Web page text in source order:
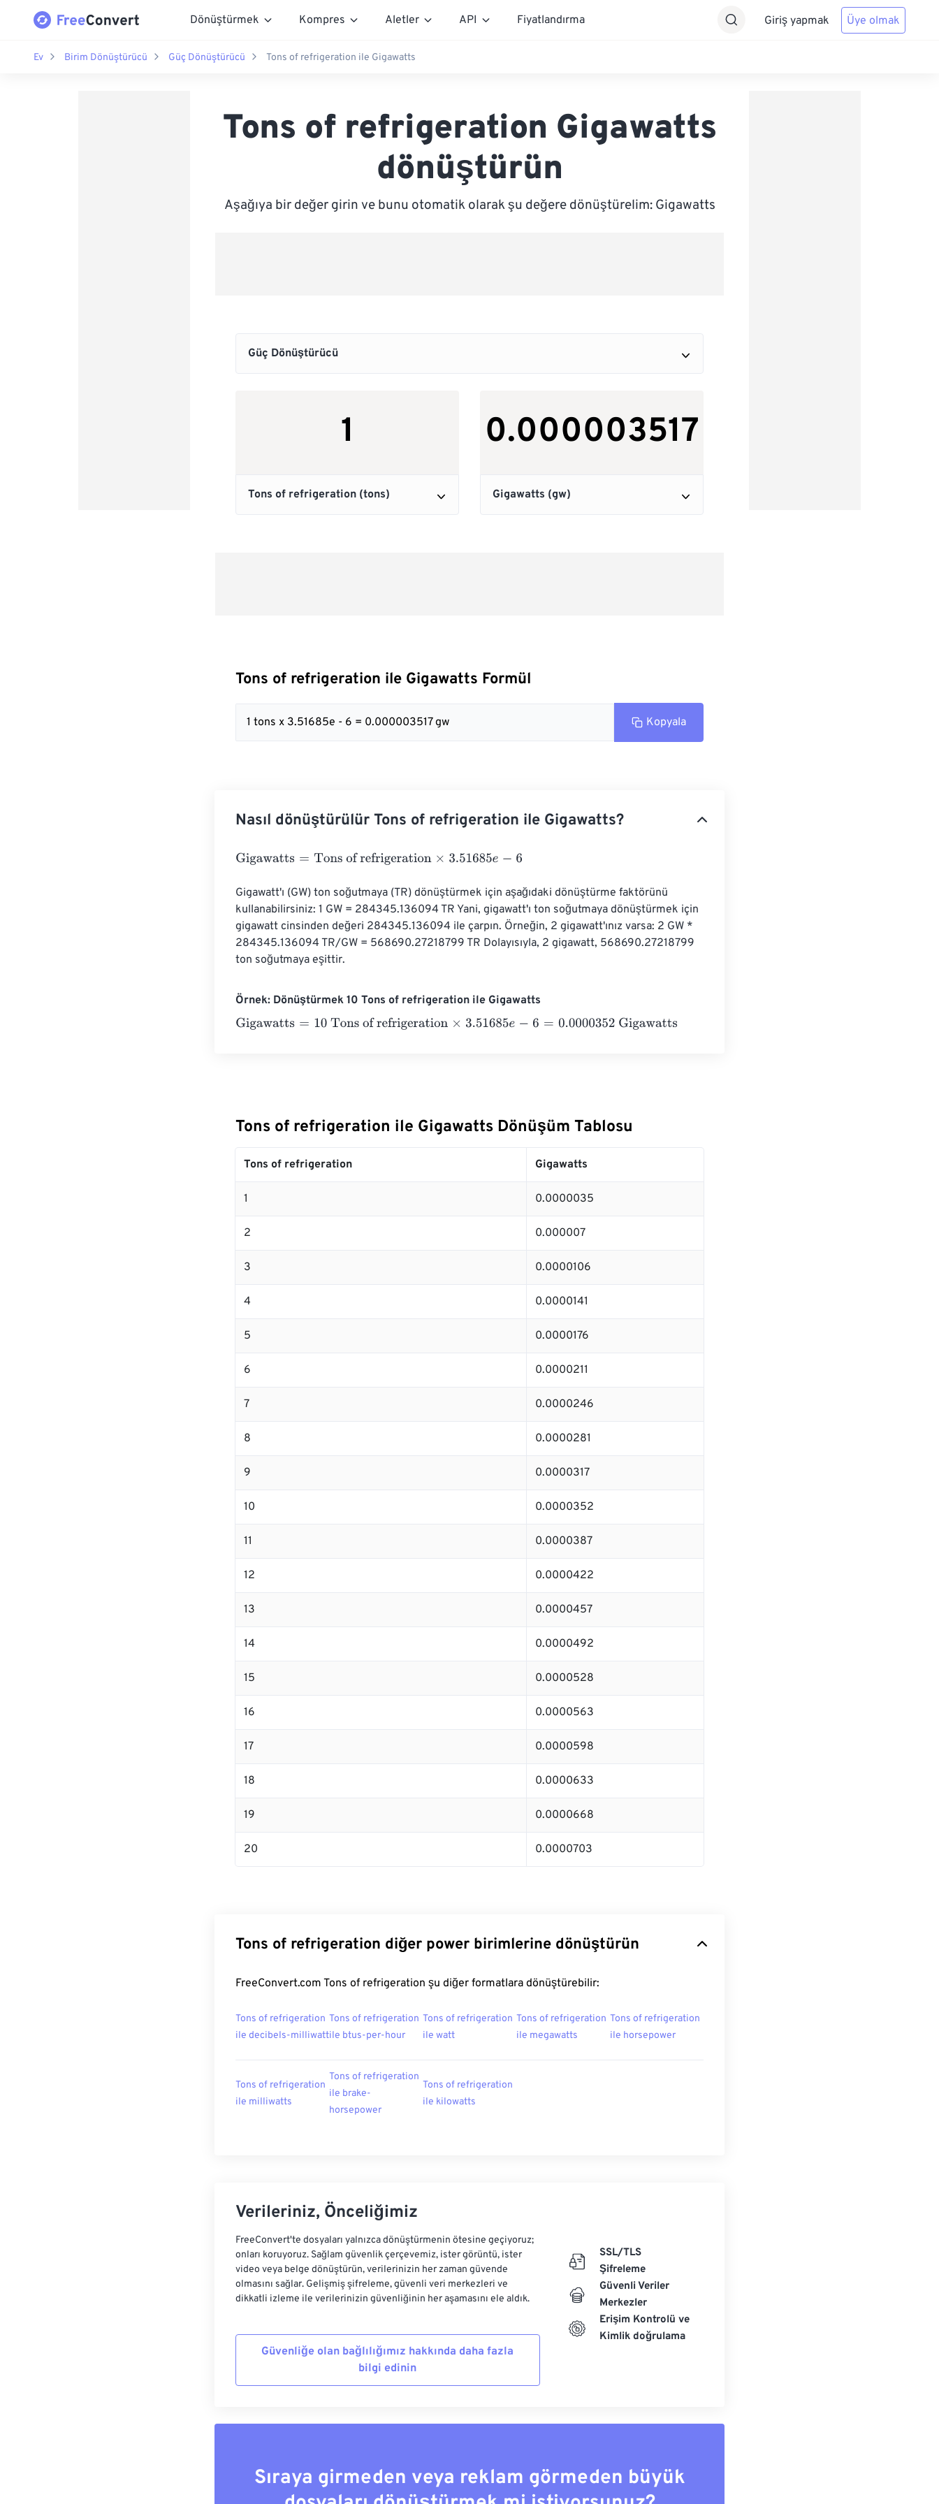
Dönüştürmek Kompres Aletler API Fiyatlandırma Giriş yapmak Üye olmak
Ev Birim Dönüştürücü Güç Dönüştürücü Tons of refrigeration ile Gigawatts
Tons of refrigeration Gigawatts
dönüştürün
Aşağıya bir değer girin ve bunu otomatik olarak şu değere dönüştürelim: Gigawatts
Tons of refrigeration ile Gigawatts Formül
1 tons x 3.51685e - 6 = 0.000003517 gw Kopyala
Nasıl dönüştürülür Tons of refrigeration ile Gigawatts?
Gigawatts=Tons of refrigeration×3.51685e -6
Gigawatt'ı (GW) ton soğutmaya (TR) dönüştürmek için aşağıdaki dönüştürme faktörünü
kullanabilirsiniz: 1 GW = 284345.136094 TR Yani, gigawatt'ı ton soğutmaya dönüştürmek için
gigawatt cinsinden değeri 284345.136094 ile çarpın. Örneğin, 2 gigawatt'ınız varsa: 2 GW *
284345.136094 TR/GW = 568690.27218799 TR Dolayısıyla, 2 gigawatt, 568690.27218799
ton soğutmaya eşittir.
Örnek: Dönüştürmek 10 Tons of refrigeration ile Gigawatts
Gigawatts=10 Tons of refrigeration×3.51685e -6=0.0000352 Gigawatts
Tons of refrigeration ile Gigawatts Dönüşüm Tablosu
Tons of refrigeration Gigawatts
1 0.0000035
2 0.000007
3 0.0000106
4 0.0000141
5 0.0000176
6 0.0000211
7 0.0000246
8 0.0000281
9 0.0000317
10 0.0000352
11 0.0000387
12 0.0000422
13 0.0000457
14 0.0000492
15 0.0000528
16 0.0000563
17 0.0000598
18 0.0000633
19 0.0000668
20 0.0000703
Tons of refrigeration diğer power birimlerine dönüştürün
FreeConvert.com Tons of refrigeration şu diğer formatlara dönüştürebilir:
Tons of refrigeration
ile decibels-milliwatt
Tons of refrigeration
ile btus-per-hour
Tons of refrigeration
ile watt
Tons of refrigeration
ile megawatts
Tons of refrigeration
ile horsepower
Tons of refrigeration
ile milliwatts
Tons of refrigeration
ile brake-
horsepower
Tons of refrigeration
ile kilowatts
Verileriniz, Önceliğimiz
FreeConvert'te dosyaları yalnızca dönüştürmenin ötesine geçiyoruz;
onları koruyoruz. Sağlam güvenlik çerçevemiz, ister görüntü, ister
video veya belge dönüştürün, verilerinizin her zaman güvende
olmasını sağlar. Gelişmiş şifreleme, güvenli veri merkezleri ve
dikkatli izleme ile verilerinizin güvenliğinin her aşamasını ele aldık.
Güvenliğe olan bağlılığımız hakkında daha fazla
bilgi edinin
SSL/TLS
Şifreleme
Güvenli Veriler
Merkezler
Erişim Kontrolü ve
Kimlik doğrulama
Sıraya girmeden veya reklam görmeden büyük